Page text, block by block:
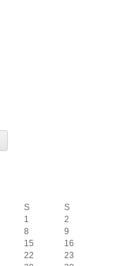
S
S
1
2
8
9
15
16
22
23